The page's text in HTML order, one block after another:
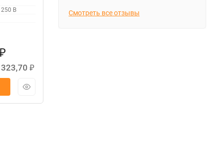
В
₽
Смотреть все отзывы